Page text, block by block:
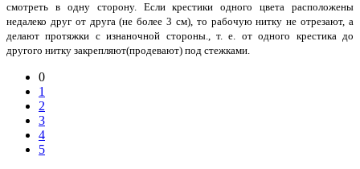
смотреть в одну сторону. Если крестики одного цвета расположены
недалеко друг от друга (не более 3 см), то рабочую нитку не отрезают, а
делают протяжки с изнаночной стороны., т. е. от одного крестика до
другого нитку закрепляют(продевают) под стежками.
0
1
2
3
4
5